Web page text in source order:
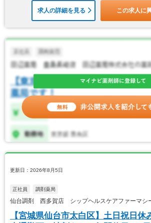
求人の詳細を見る この求人に
更新日：2026年8月5日
正社員 調剤薬局
仙台調剤 西多賀店 シップヘルスケアファーマシ
【宮城県仙台市太白区】土日祝日